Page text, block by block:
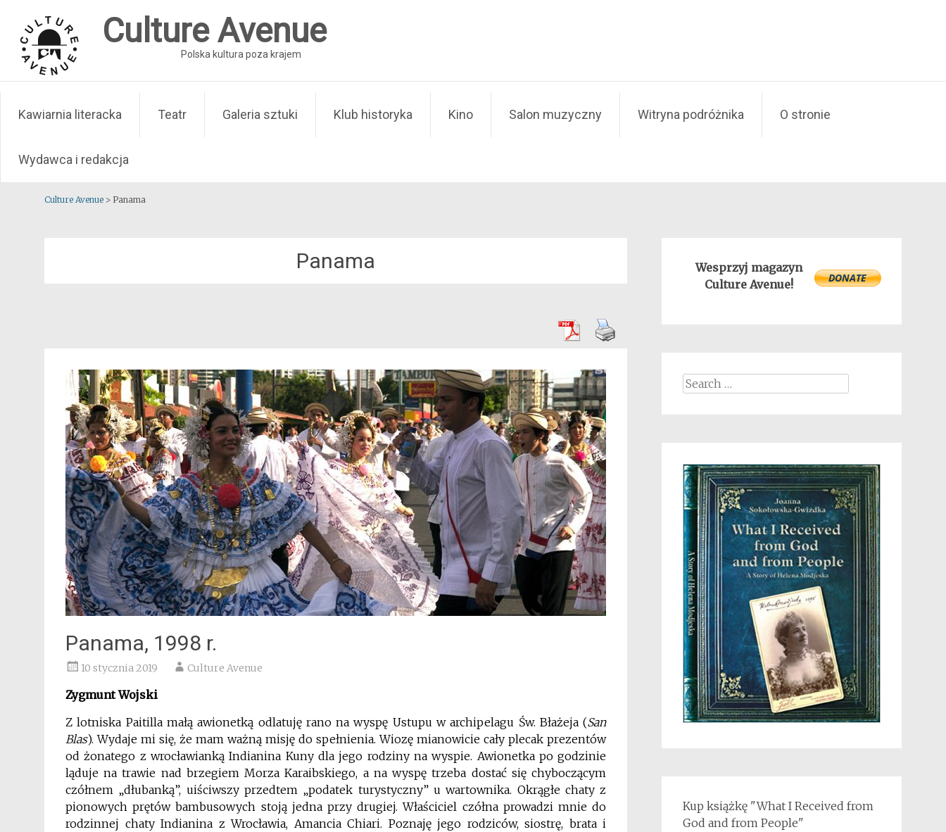
content
Culture Avenue
Polska kultura poza krajem
Kawiarnia literacka Teatr Galeria sztuki Klub historyka Kino Salon muzyczny Witryna podróżnika O stronie
Wydawca i redakcja
Culture Avenue > Panama
Panama
Panama, 1998 r.
10 stycznia 2019 Culture Avenue
Zygmunt Wojski
Z lotniska Paitilla małą awionetką odlatuję rano na wyspę Ustupu w archipelagu Św. Błażeja (San
Blas). Wydaje mi się, że mam ważną misję do spełnienia. Wiozę mianowicie cały plecak prezentów
od żonatego z wrocławianką Indianina Kuny dla jego rodziny na wyspie. Awionetka po godzinie
ląduje na trawie nad brzegiem Morza Karaibskiego, a na wyspę trzeba dostać się chyboczącym
czółnem „dłubanką”, uiściwszy przedtem „podatek turystyczny” u wartownika. Okrągłe chaty z
pionowych prętów bambusowych stoją jedna przy drugiej. Właściciel czółna prowadzi mnie do
rodzinnej chaty Indianina z Wrocławia, Amancia Chiari. Poznaję jego rodziców, siostrę, brata i
Wesprzyj magazyn
Culture Avenue!
Search
Kup książkę "What I Received from
God and from People"